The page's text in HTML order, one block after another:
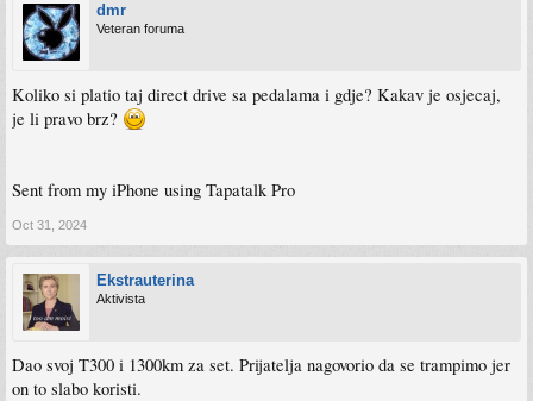
dmr
Veteran foruma
Koliko si platio taj direct drive sa pedalama i gdje? Kakav je osjecaj,
je li pravo brz?
Sent from my iPhone using Tapatalk Pro
Oct 31, 2024
Ekstrauterina
Aktivista
Dao svoj T300 i 1300km za set. Prijatelja nagovorio da se trampimo jer
on to slabo koristi.